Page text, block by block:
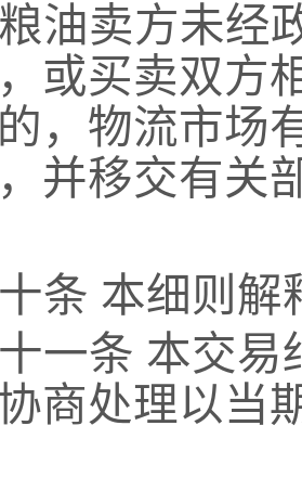
粮油卖方未经
或买卖双方
，物流市场
并移交有关
条 本细则解
一条 本交易
商处理以当